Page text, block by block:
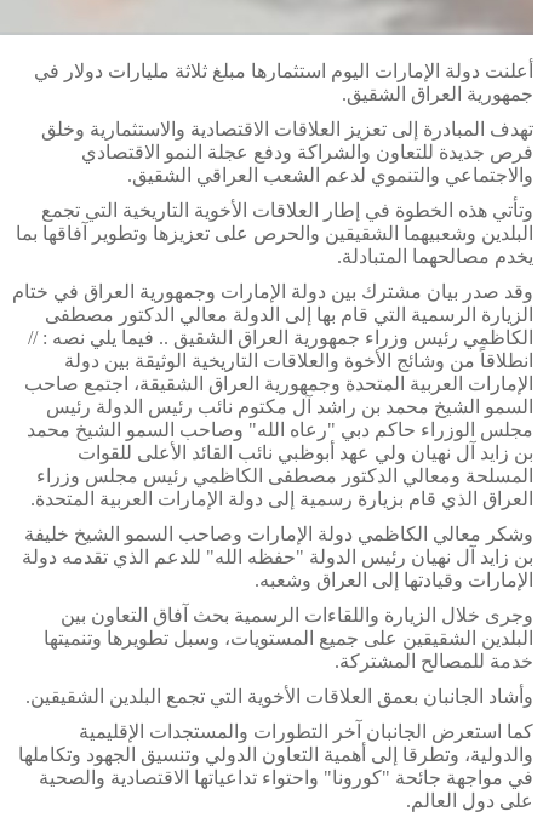
أعلنت دولة الإمارات اليوم استثمارها مبلغ ثلاثة مليارات دولار في
جمهورية العراق الشقيق.
تهدف المبادرة إلى تعزيز العلاقات الاقتصادية والاستثمارية وخلق
فرص جديدة للتعاون والشراكة ودفع عجلة النمو الاقتصادي
والاجتماعي والتنموي لدعم الشعب العراقي الشقيق.
وتأتي هذه الخطوة في إطار العلاقات الأخوية التاريخية التي تجمع
البلدين وشعبيهما الشقيقين والحرص على تعزيزها وتطوير آفاقها بما
يخدم مصالحهما المتبادلة.
وقد صدر بيان مشترك بين دولة الإمارات وجمهورية العراق في ختام
الزيارة الرسمية التي قام بها إلى الدولة معالي الدكتور مصطفى
الكاظمي رئيس وزراء جمهورية العراق الشقيق .. فيما يلي نصه : //
انطلاقاً من وشائج الأخوة والعلاقات التاريخية الوثيقة بين دولة
الإمارات العربية المتحدة وجمهورية العراق الشقيقة، اجتمع صاحب
السمو الشيخ محمد بن راشد آل مكتوم نائب رئيس الدولة رئيس
مجلس الوزراء حاكم دبي "رعاه الله" وصاحب السمو الشيخ محمد
بن زايد آل نهيان ولي عهد أبوظبي نائب القائد الأعلى للقوات
المسلحة ومعالي الدكتور مصطفى الكاظمي رئيس مجلس وزراء
العراق الذي قام بزيارة رسمية إلى دولة الإمارات العربية المتحدة.
وشكر معالي الكاظمي دولة الإمارات وصاحب السمو الشيخ خليفة
بن زايد آل نهيان رئيس الدولة "حفظه الله" للدعم الذي تقدمه دولة
الإمارات وقيادتها إلى العراق وشعبه.
وجرى خلال الزيارة واللقاءات الرسمية بحث آفاق التعاون بين
البلدين الشقيقين على جميع المستويات، وسبل تطويرها وتنميتها
خدمة للمصالح المشتركة.
وأشاد الجانبان بعمق العلاقات الأخوية التي تجمع البلدين الشقيقين.
كما استعرض الجانبان آخر التطورات والمستجدات الإقليمية
والدولية، وتطرقا إلى أهمية التعاون الدولي وتنسيق الجهود وتكاملها
في مواجهة جائحة "كورونا" واحتواء تداعياتها الاقتصادية والصحية
على دول العالم.